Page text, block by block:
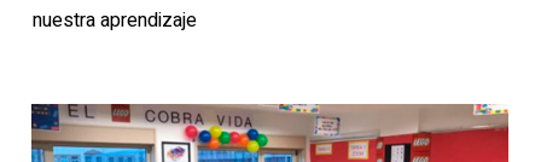
nuestra aprendizaje